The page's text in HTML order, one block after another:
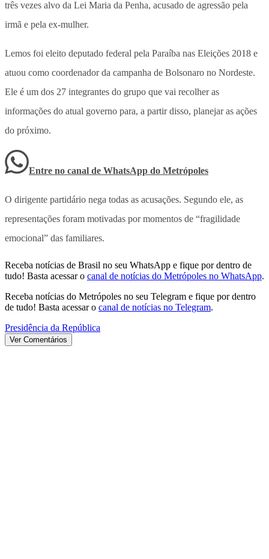
três vezes alvo da Lei Maria da Penha, acusado de agressão pela
irmã e pela ex-mulher.
Lemos foi eleito deputado federal pela Paraíba nas Eleições 2018 e
atuou como coordenador da campanha de Bolsonaro no Nordeste.
Ele é um dos 27 integrantes do grupo que vai recolher as
informações do atual governo para, a partir disso, planejar as ações
do próximo.
Entre no canal de WhatsApp do Metrópoles
O dirigente partidário nega todas as acusações. Segundo ele, as
representações foram motivadas por momentos de “fragilidade
emocional” das familiares.
Receba notícias de Brasil no seu WhatsApp e fique por dentro de
tudo! Basta acessar o canal de notícias do Metrópoles no WhatsApp.
Receba notícias do Metrópoles no seu Telegram e fique por dentro
de tudo! Basta acessar o canal de notícias no Telegram.
Presidência da República
Ver Comentários